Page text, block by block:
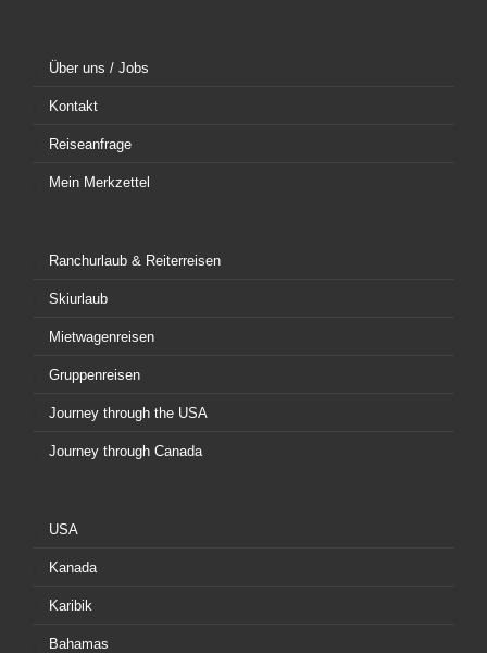
Über uns / Jobs
Kontakt
Reiseanfrage
Mein Merkzettel
Ranchurlaub & Reiterreisen
Skiurlaub
Mietwagenreisen
Gruppenreisen
Journey through the USA
Journey through Canada
USA
Kanada
Karibik
Bahamas